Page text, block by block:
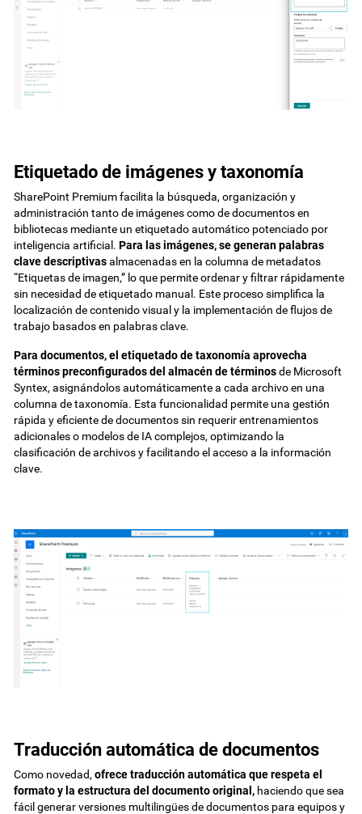
Etiquetado de imágenes y taxonomía
SharePoint Premium facilita la búsqueda, organización y
administración tanto de imágenes como de documentos en
bibliotecas mediante un etiquetado automático potenciado por
inteligencia artificial. Para las imágenes, se generan palabras
clave descriptivasalmacenadas en la columna de metadatos
“Etiquetas de imagen,” lo que permite ordenar y filtrar rápidamente
sin necesidad de etiquetado manual. Este proceso simplifica la
localización de contenido visual y la implementación de flujos de
trabajo basados en palabras clave.
Para documentos, el etiquetado de taxonomía aprovecha
términos preconfigurados del almacén de términosde Microsoft
Syntex, asignándolos automáticamente a cada archivo en una
columna de taxonomía. Esta funcionalidad permite una gestión
rápida y eficiente de documentos sin requerir entrenamientos
adicionales o modelos de IA complejos, optimizando la
clasificación de archivos y facilitando el acceso a la información
clave.
Traducción automática de documentos
Como novedad,ofrece traducción automática que respeta el
formato y la estructura del documento original, haciendo que sea
fácil generar versiones multilingües de documentos para equipos y